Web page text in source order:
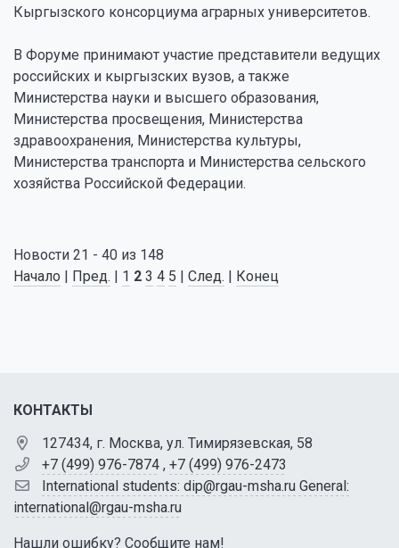
Кыргызского консорциума аграрных университетов.
В Форуме принимают участие представители ведущих
российских и кыргызских вузов, а также
Министерства науки и высшего образования,
Министерства просвещения, Министерства
здравоохранения, Министерства культуры,
Министерства транспорта и Министерства сельского
хозяйства Российской Федерации.
Новости 21 - 40 из 148
Начало | Пред. | 1 2 3 4 5 | След. | Конец
КОНТАКТЫ
127434, г. Москва, ул. Тимирязевская, 58
+7 (499) 976-7874 , +7 (499) 976-2473
International students: dip@rgau-msha.ru General:
international@rgau-msha.ru
Нашли ошибку? Сообщите нам!